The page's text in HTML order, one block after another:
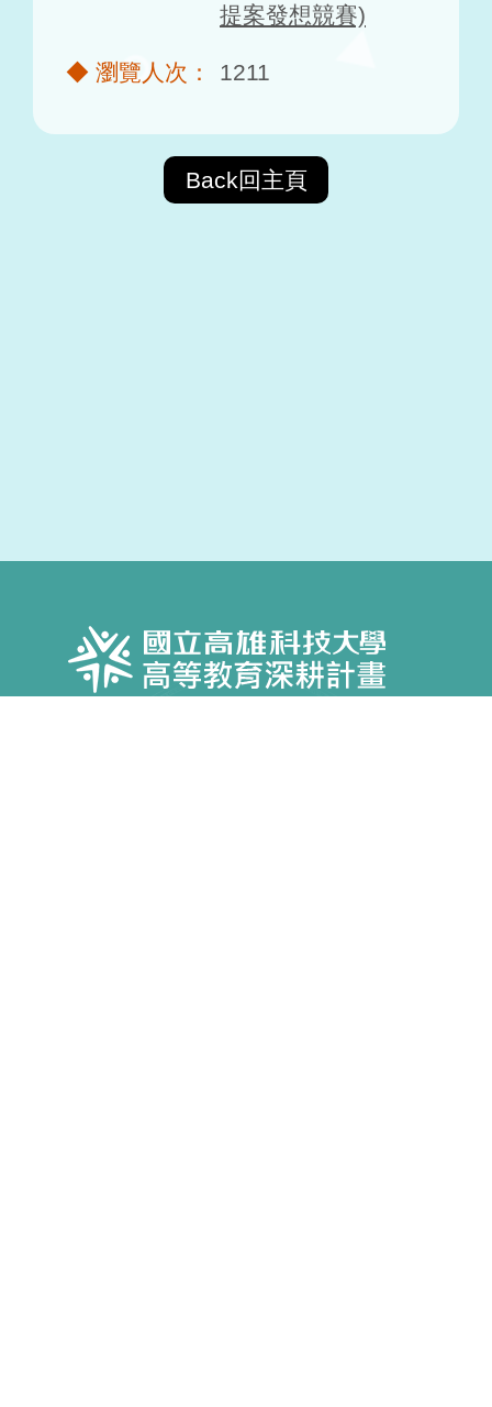
提案發想競賽)
1211
Back回主頁